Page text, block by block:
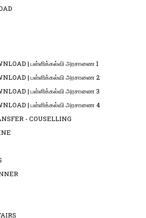
| பள்ளிக்கல்வி அரசாணை 1
| பள்ளிக்கல்வி அரசாணை 2
| பள்ளிக்கல்வி அரசாணை 3
| பள்ளிக்கல்வி அரசாணை 4
- COUSELLING